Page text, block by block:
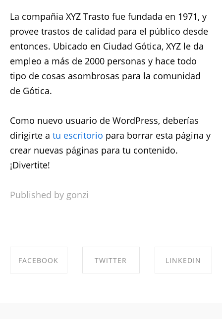
La compañia XYZ Trasto fue fundada en 1971, y
provee trastos de calidad para el público desde
entonces. Ubicado en Ciudad Gótica, XYZ le da
empleo a más de 2000 personas y hace todo
tipo de cosas asombrosas para la comunidad
de Gótica.
Como nuevo usuario de WordPress, deberías
dirigirte a tu escritorio para borrar esta página y
crear nuevas páginas para tu contenido.
¡Divertite!
Published by gonzi
FACEBOOK TWITTER LINKEDIN